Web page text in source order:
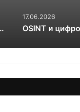
OSINT и цифровой след RuDossier Telegram
03.06.2026